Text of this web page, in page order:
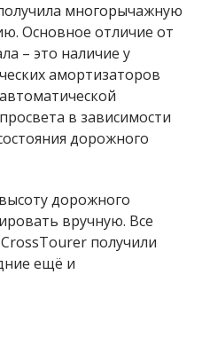
многорычажную
Основное отличие от
– это наличие у
амортизаторов
в зависимости
дорожного
дорожного
вручную. Все
получили
ещё и